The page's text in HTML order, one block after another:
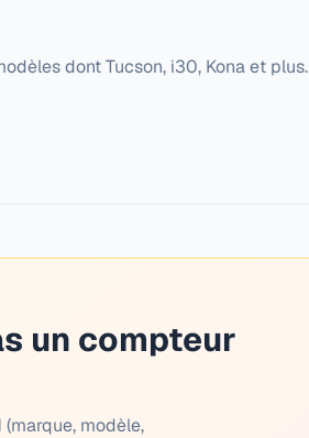
dont Tucson, i30, Kona et plus.
un compteur
modèle,